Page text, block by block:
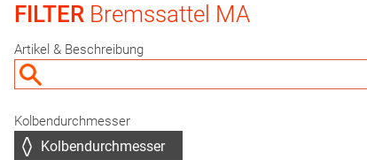
FILTER Bremssattel MA
Artikel & Beschreibung
Kolbendurchmesser